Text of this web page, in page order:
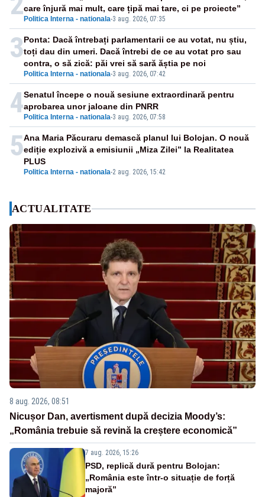
Politica Interna - nationala-3 aug. 2026, 07:35
care înjură mai mult, care țipă mai tare, ci pe proiecte”
3
Politica Interna - nationala-3 aug. 2026, 07:42
Ponta: Dacă întrebați parlamentarii ce au votat, nu știu,
toți dau din umeri. Dacă întrebi de ce au votat pro sau
contra, o să zică: păi vrei să sară ăștia pe noi
4 Politica Interna - nationala-3 aug. 2026, 07:58
Senatul începe o nouă sesiune extraordinară pentru
aprobarea unor jaloane din PNRR
5
Politica Interna - nationala-2 aug. 2026, 15:42
Ana Maria Păcuraru demască planul lui Bolojan. O nouă
ediție explozivă a emisiunii „Miza Zilei” la Realitatea
PLUS
ACTUALITATE
8 aug. 2026, 08:51
Nicușor Dan, avertisment după decizia Moody’s:
„România trebuie să revină la creștere economică”
7 aug. 2026, 15:26
PSD, replică dură pentru Bolojan:
„România este într-o situație de forță
majoră”